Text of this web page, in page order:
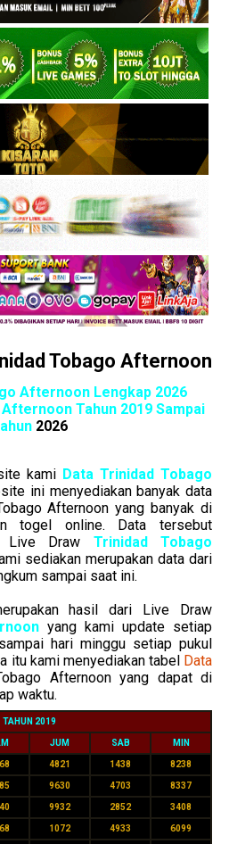
Tobago Afternoon
Afternoon Lengkap 2026
Tahun 2019 Sampai
2026
kami Data Trinidad Tobago
ini menyediakan banyak data
Afternoon yang banyak di
togel online. Data tersebut
Live Draw Trinidad Tobago
sediakan merupakan data dari
sampai saat ini.
hasil dari Live Draw
yang kami update setiap
hari minggu setiap pukul
itu kami menyediakan tabel Data
Afternoonyang dapat di
waktu.
TAHUN 2019
JUM SAB MIN
4821 1438 8238
9630 4703 8337
9932 2852 3408
1072 4933 6099